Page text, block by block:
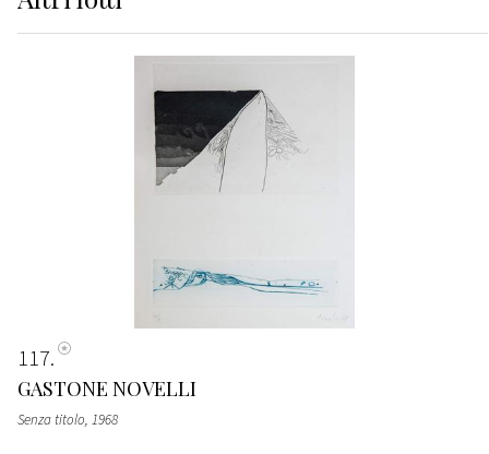
117
GASTONE NOVELLI
Senza titolo, 1968